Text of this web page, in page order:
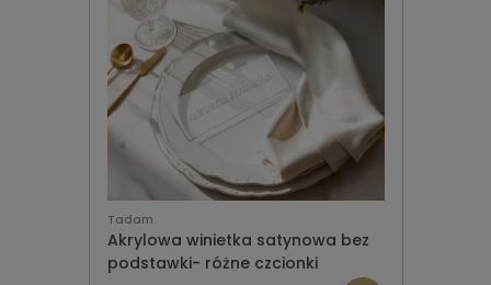
Tadam
Akrylowa winietka satynowa bez
podstawki- różne czcionki